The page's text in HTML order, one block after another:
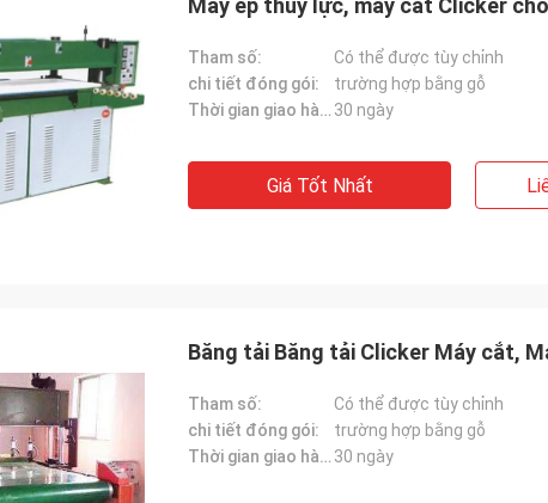
Máy ép thủy lực, máy cắt Clicker
Tham số:
Có thể được tùy chỉnh
chi tiết đóng gói:
trường hợp bằng gỗ
Thời gian giao hàng: 30 ngày
Giá Tốt Nhất
Băng tải Băng tải Clicker Máy cắt,
Tham số:
Có thể được tùy chỉnh
chi tiết đóng gói:
trường hợp bằng gỗ
Thời gian giao hàng: 30 ngày